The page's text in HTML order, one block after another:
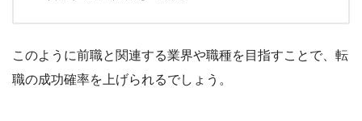
このように前職と関連する業界や職種を目指すことで、転
職の成功確率を上げられるでしょう。